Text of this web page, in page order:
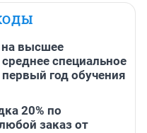
высшее
специальное
год обучения
20% по
заказ от